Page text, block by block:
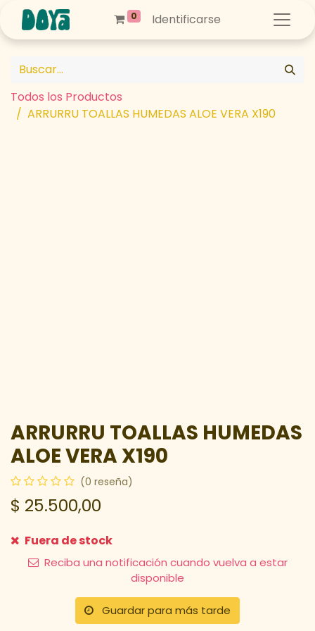
0 Identificarse
Todos los Productos
ARRURRU TOALLAS HUMEDAS ALOE VERA X190
ARRURRU TOALLAS HUMEDAS
ALOE VERA X190
(0 reseña)
$ 25.500,00
Fuera de stock
Reciba una notificación cuando vuelva a estar
disponible
Guardar para más tarde